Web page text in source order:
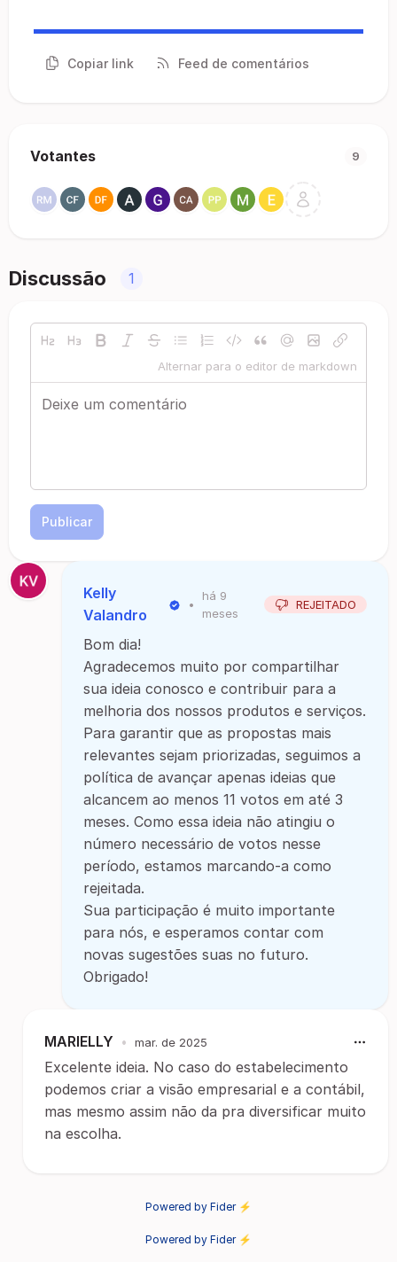
Copiar link Feed de comentários
Votantes 9
Discussão 1
Alternar para o editor de markdown
Publicar
Kelly
Valandro
•
há 9
meses
REJEITADO
Bom dia!
Agradecemos muito por compartilhar
sua ideia conosco e contribuir para a
melhoria dos nossos produtos e serviços.
Para garantir que as propostas mais
relevantes sejam priorizadas, seguimos a
política de avançar apenas ideias que
alcancem ao menos 11 votos em até 3
meses. Como essa ideia não atingiu o
número necessário de votos nesse
período, estamos marcando-a como
rejeitada.
Sua participação é muito importante
para nós, e esperamos contar com
novas sugestões suas no futuro.
Obrigado!
MARIELLY • mar. de 2025
Excelente ideia. No caso do estabelecimento
podemos criar a visão empresarial e a contábil,
mas mesmo assim não da pra diversificar muito
na escolha.
Powered by Fider ⚡
Powered by Fider ⚡